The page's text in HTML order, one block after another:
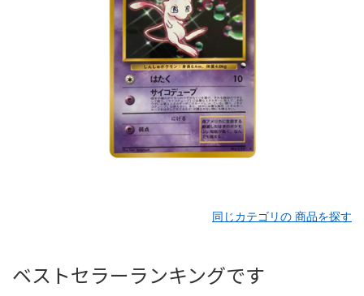
同じカテゴリの 商品を探す
ベストセラーランキングです